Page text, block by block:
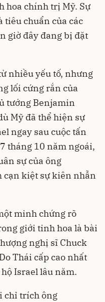
hoa chính trị Mỹ. Sự
tiêu chuẩn của các
giờ đây đang bị đặt
nhiều yếu tố, nhưng
lối cứng rắn của
tướng Benjamin
Mỹ đã thể hiện sự
ngay sau cuộc tấn
tháng 10 năm ngoái,
sự của ông
cạn kiệt sự kiên nhẫn
minh chứng rõ
giới tinh hoa là bài
nghị sĩ Chuck
Thái cấp cao nhất
Israel lâu năm.
chỉ trích ông